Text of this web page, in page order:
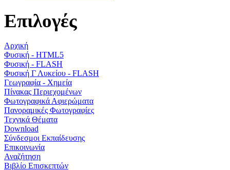
Επιλογές
Αρχική
Φυσική - HTML5
Φυσική - FLASH
Φυσική Γ Λυκείου - FLASH
Γεωγραφία - Χημεία
Πίνακας Περιεχομένων
Φωτογραφικά Αφιερώματα
Πανοραμικές Φωτογραφίες
Τεχνικά Θέματα
Download
Σύνδεσμοι Εκπαίδευσης
Επικοινωνία
Αναζήτηση
Βιβλίο Επισκεπτών